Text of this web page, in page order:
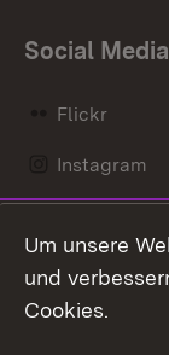
Social Media
Flickr
Instagram
Mastodon
Messenger
Um unsere
und
Cookies.